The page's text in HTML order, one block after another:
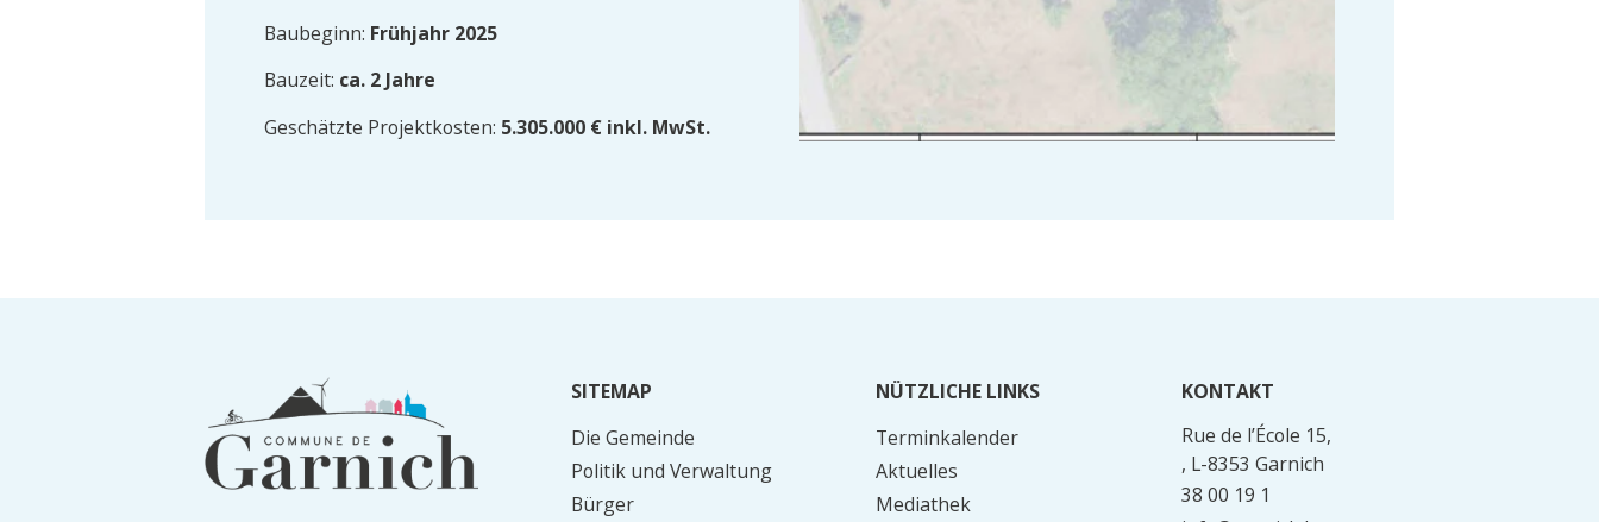
Baubeginn: Frühjahr 2025
Bauzeit: ca. 2 Jahre
Geschätzte Projektkosten: 5.305.000 € inkl. MwSt.
SITEMAP
Die Gemeinde
Politik und Verwaltung
Bürger
NÜTZLICHE LINKS
Terminkalender
Aktuelles
Mediathek
KONTAKT
Rue de l’École 15,
, L-8353 Garnich
38 00 19 1